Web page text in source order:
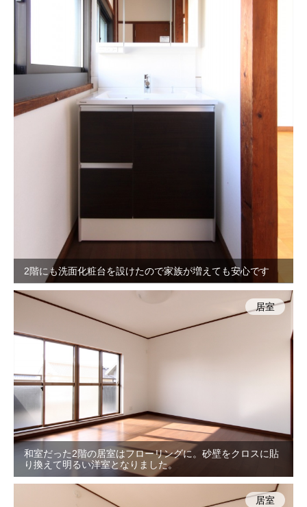
2階にも洗面化粧台を設けたので家族が増えても安心です
和室だった2階の居室はフローリングに。砂壁をクロスに貼
り換えて明るい洋室となりました。
居室
居室